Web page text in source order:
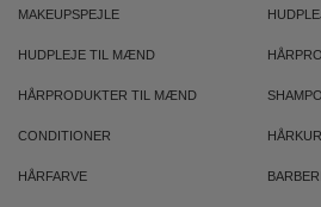
MAKEUPSPEJLE
HUDPLEJE TIL MÆND
HÅRPRODUKTER TIL MÆND
CONDITIONER HÅRKUR
HÅRFARVE